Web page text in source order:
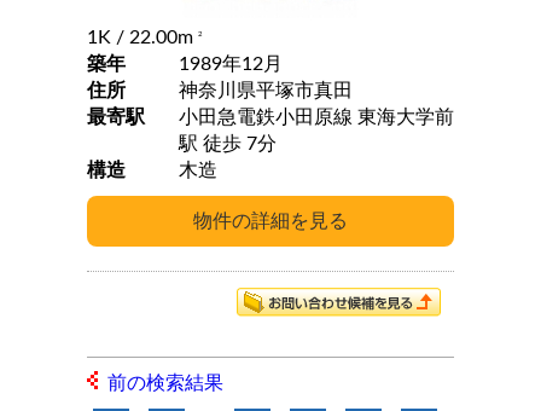
1K / 22.00m 2
築年
1989年12月
住所
神奈川県平塚市真田
最寄駅
小田急電鉄小田原線 東海大学前
駅 徒歩 7分
構造
木造
前の検索結果